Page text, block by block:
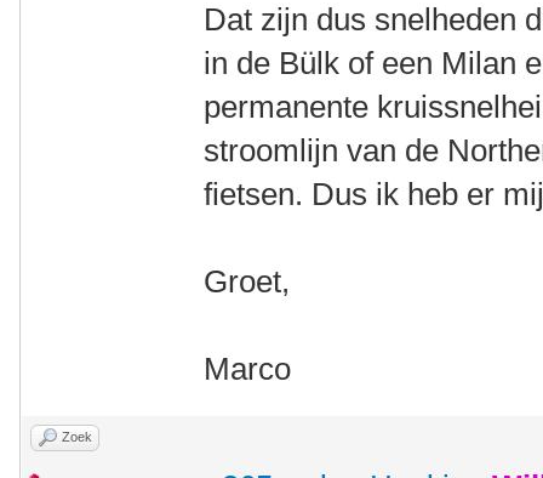
Dat zijn dus snelheden
in de Bülk of een Milan
permanente
stroomlijn van de
fietsen. Dus ik heb er
Groet,
Marco
Zoek